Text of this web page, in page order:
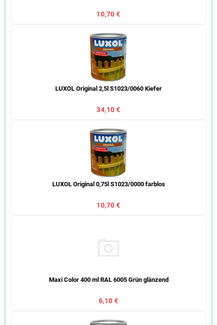
10,70 €
LUXOL Original 2,5l S1023/0060 Kiefer
34,10 €
LUXOL Original 0,75l S1023/0000 farblos
10,70 €
Maxi Color 400 ml RAL 6005 Grün glänzend
6,10 €